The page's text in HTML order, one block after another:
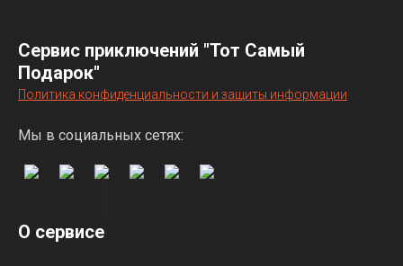
Сервис приключений "Тот Самый
Подарок"
Политика конфиденциальности и защиты информации
Мы в социальных сетях:
О сервисе